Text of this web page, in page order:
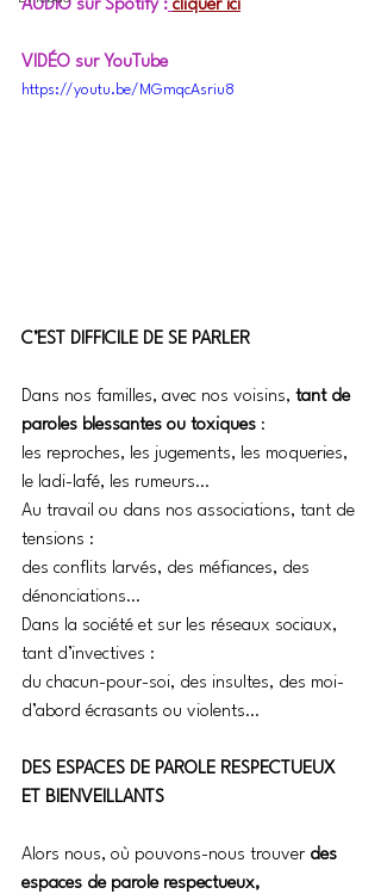
AUDIO sur Spotify : cliquer ici
VIDÉO sur YouTube
https://youtu.be/MGmqcAsriu8
C’EST DIFFICILE DE SE PARLER
Dans nos familles, avec nos voisins, tant de
paroles blessantes ou toxiques :
les reproches, les jugements, les moqueries,
le ladi-lafé, les rumeurs…
Au travail ou dans nos associations, tant de
tensions :
des conflits larvés, des méfiances, des
dénonciations…
Dans la société et sur les réseaux sociaux,
tant d’invectives :
du chacun-pour-soi, des insultes, des moi-
d’abord écrasants ou violents…
DES ESPACES DE PAROLE RESPECTUEUX
ET BIENVEILLANTS
Alors nous, où pouvons-nous trouver des
espaces de parole respectueux,